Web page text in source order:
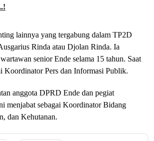
lainnya yang tergabung dalam TP2D
Rinda atau Djolan Rinda. Ia
senior Ende selama 15 tahun. Saat
Koordinator Pers dan Informasi Publik.
anggota DPRD Ende dan pegiat
menjabat sebagai Koordinator Bidang
dan Kehutanan.